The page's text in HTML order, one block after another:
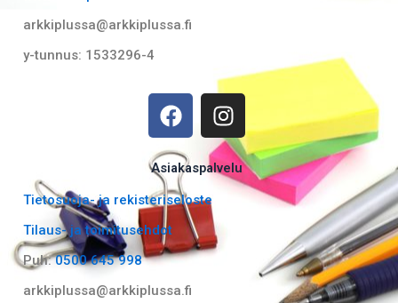
arkkiplussa@arkkiplussa.fi
y-tunnus: 1533296-4
F
a
c
e
b
o
o
k
I
n
s
t
a
Asiakaspalvelu
Tietosuoja- ja rekisteriseloste
Tilaus- ja toimitusehdot
Puh:0500 645 998
arkkiplussa@arkkiplussa.fi